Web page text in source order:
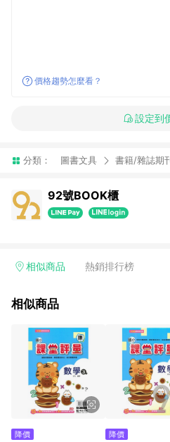
價格趨勢怎麼看？
設定到
分類： 圖書文具 書籍/雜誌期
92號BOOK櫃
相似商品 熱銷排行榜
相似商品
降價 降價